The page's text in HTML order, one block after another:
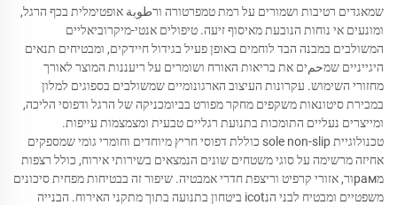
שמאגדים רטיבות ושמורים על רמת טמפרטורה ורطوبة אופטימלית בכף הרגל,
ומונעים אי נוחות הנובעת מאיסוף זיעה. טיפולים אנטי-מיקרוביאליים
המשולבים במבנה הבד לוחמים באופן פעיל בגידול חיידקים, ומבטיחים תנאים
היגייניים שמحمים את בריאות האורח ושומרים על ריעננות המוצר לאורך
מחזורי השימוש. עקרונות העיצוב הארגונומיים שמשולבים בספוגים למלון
במכירת סיטונאות משקפים מחקר מפורט בביומכניקה של הרגל ודפוסי הליכה,
ומייצרים נעליים התומכות בתנועת רגליים טבעית ומצמצמות עייפות.
טכנולוגיית sole non-slip כוללת דפוסי חריץ מיוחדים וחומרי גומי שמספקים
אחיזה מרשימה על סוגי משטחים שונים הנמצאים בשירותי אירוח, כולל רצפות
מрамור, אזורי קרפיט וריצפת חדרי אמבטיה. שיפור זה בבטיחות מפחית סיכונים
משפטיים ומבטיח לבני הנicot ביטחון בתנועה בתוך מתקני האירוח. הבנייה